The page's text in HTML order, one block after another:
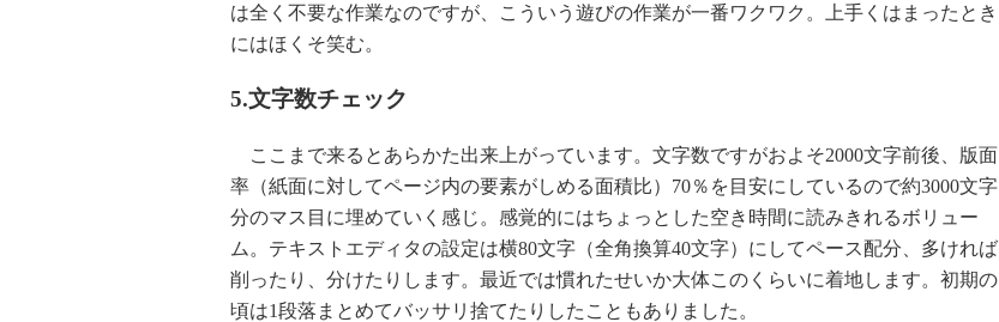
は全く不要な作業なのですが、こういう遊びの作業が一番ワクワク。上手くはまったとき
にはほくそ笑む。
5.文字数チェック
ここまで来るとあらかた出来上がっています。文字数ですがおよそ2000文字前後、版面
率（紙面に対してページ内の要素がしめる面積比）70％を目安にしているので約3000文字
分のマス目に埋めていく感じ。感覚的にはちょっとした空き時間に読みきれるボリュー
ム。テキストエディタの設定は横80文字（全角換算40文字）にしてペース配分、多ければ
削ったり、分けたりします。最近では慣れたせいか大体このくらいに着地します。初期の
頃は1段落まとめてバッサリ捨てたりしたこともありました。